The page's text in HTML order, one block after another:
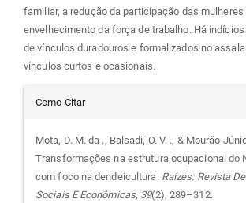
familiar, a redução da participação das
envelhecimento da força de trabalho. Há
de vínculos duradouros e formalizados no
vínculos curtos e ocasionais.
Detalhes
do
artigo
Como Citar
Mota, D. M. da ., Balsadi, O. V. ., & Mourão
Transformações na estrutura ocupacional do
com foco na dendeicultura. Raízes: Revista
Sociais E Econômicas, 39(2), 289–312.